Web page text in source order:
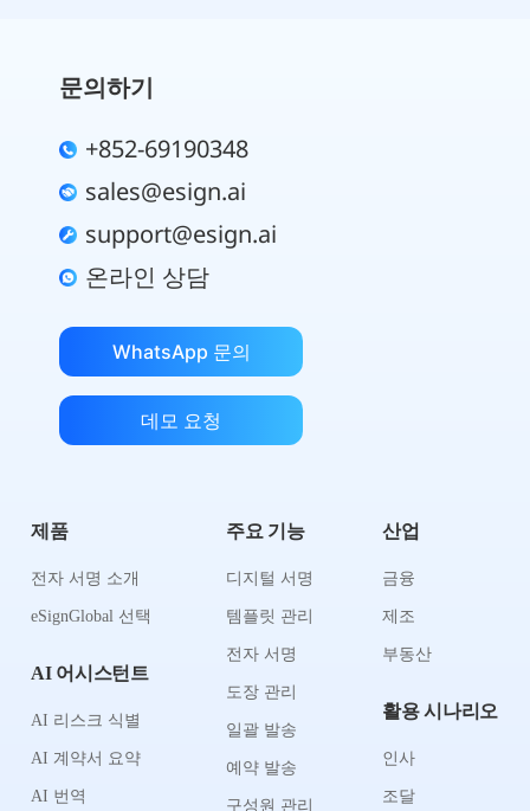
문의하기
+852-69190348
sales@esign.ai
support@esign.ai
온라인 상담
WhatsApp 문의
데모 요청
제품
전자 서명 소개
eSignGlobal 선택
AI 어시스턴트
AI 리스크 식별
AI 계약서 요약
AI 번역
주요 기능
디지털 서명
템플릿 관리
전자 서명
도장 관리
일괄 발송
예약 발송
구성원 관리
산업
금융
제조
부동산
활용 시나리오
인사
조달